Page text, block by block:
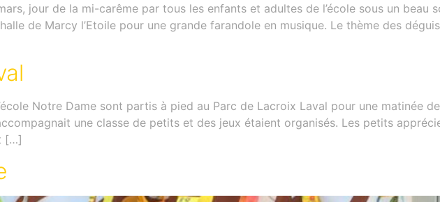
jour de la mi-carême par tous les enfants et adultes de l’école sous un beau
de Marcy l’Etoile pour une grande farandole en musique. Le thème des
Notre Dame sont partis à pied au Parc de Lacroix Laval pour une matinée
une classe de petits et des jeux étaient organisés. Les petits
[…]